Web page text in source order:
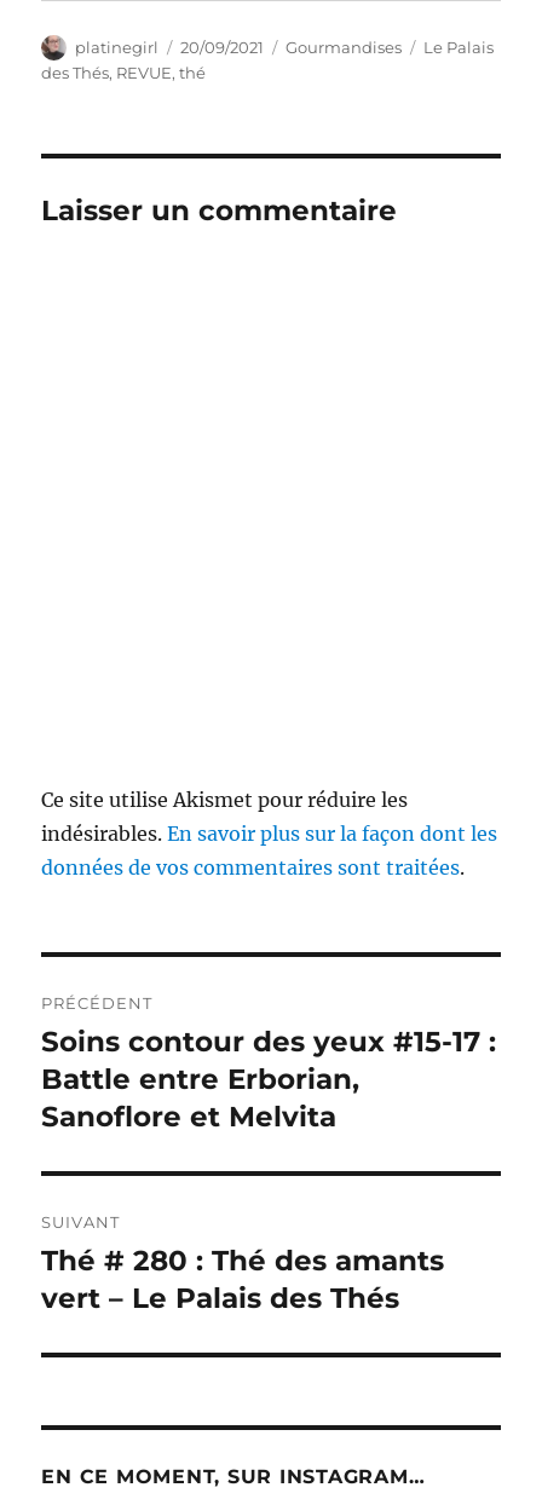
Auteur
platinegirl
Publié
le
20/09/2021 Catégories
Gourmandises Étiquettes
Le Palais
des Thés, REVUE,thé
Laisser un commentaire
Ce site utilise Akismet pour réduire les
indésirables.En savoir plus sur la façon dont les
données de vos commentaires sont traitées.
de
l’article
PRÉCÉDENT
Publication
précédente :
Soins contour des yeux #15-17 :
Battle entre Erborian,
Sanoflore et Melvita
SUIVANT
Publication
suivante :
Thé # 280 : Thé des amants
vert – Le Palais des Thés
EN CE MOMENT, SUR INSTAGRAM…